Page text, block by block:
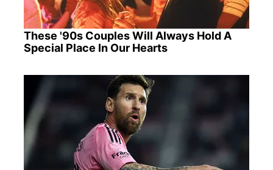
These '90s Couples Will Always Hold A
Special Place In Our Hearts